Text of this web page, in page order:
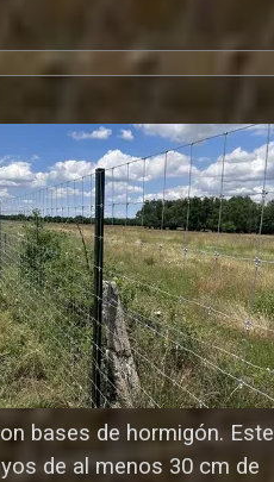
bases de hormigón. Este
de al menos 30 cm de